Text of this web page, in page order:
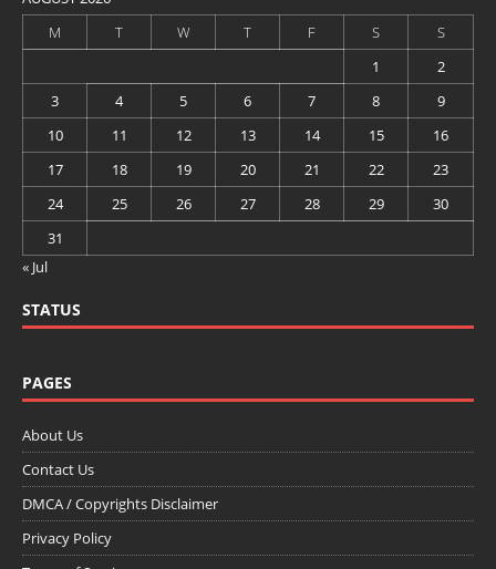
M
T W T F S
S
1
2
3
4 5 6 7 8
9
10
11 12 13 14 15
16
17
18 19 20 21 22
23
24
25 26 27 28 29
30
31
« Jul
STATUS
PAGES
About Us
Contact Us
DMCA / Copyrights Disclaimer
Privacy Policy